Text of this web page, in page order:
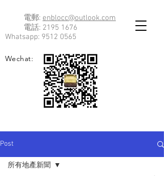
電郵: enblocc@outlook.com
電話: 2195 1676
Whatsapp: 9512 0565
Wechat:
Post
所有地產新聞